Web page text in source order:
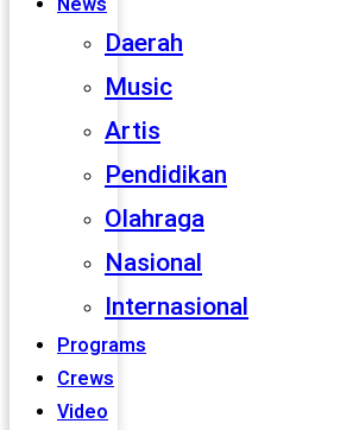
Daerah
Music
Artis
Pendidikan
Olahraga
Nasional
Internasional
Programs
Crews
Video